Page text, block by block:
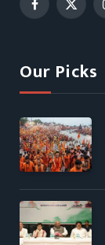
Facebook
X
Our Picks